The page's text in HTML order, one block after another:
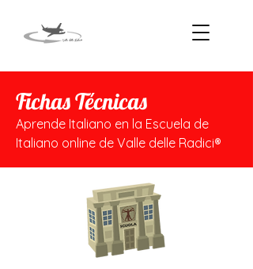
Fichas Técnicas
Aprende Italiano en la Escuela de
Italiano online de Valle delle Radici®